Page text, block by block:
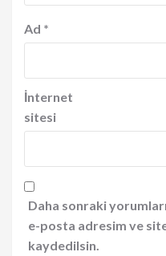
Ad *
İnternet
sitesi
Daha sonraki
e-posta adresim ve
kaydedilsin.